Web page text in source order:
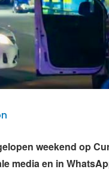
weekend op
media en in